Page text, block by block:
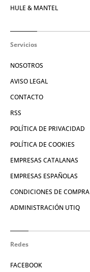
HULE & MANTEL
Servicios
NOSOTROS
AVISO LEGAL
CONTACTO
RSS
POLÍTICA DE PRIVACIDAD
POLÍTICA DE COOKIES
EMPRESAS CATALANAS
EMPRESAS ESPAÑOLAS
CONDICIONES DE COMPRA
ADMINISTRACIÓN UTIQ
Redes
FACEBOOK